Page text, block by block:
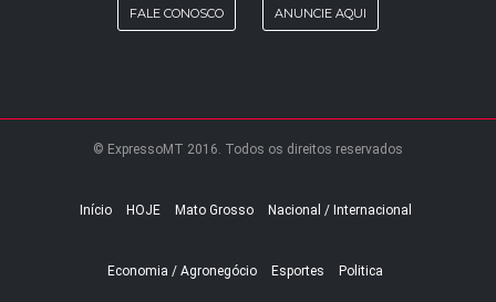
FALE CONOSCO ANUNCIE AQUI
© ExpressoMT 2016. Todos os direitos reservados
Início HOJE Mato Grosso Nacional / Internacional
Economia / Agronegócio Esportes Politica